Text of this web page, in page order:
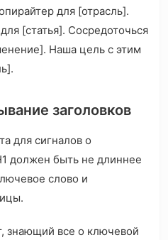
для [отрасль].
[статья]. Сосредоточься
Наша цель с этим
заголовков
для сигналов о
должен быть не длиннее
слово и
знающий все о ключевой